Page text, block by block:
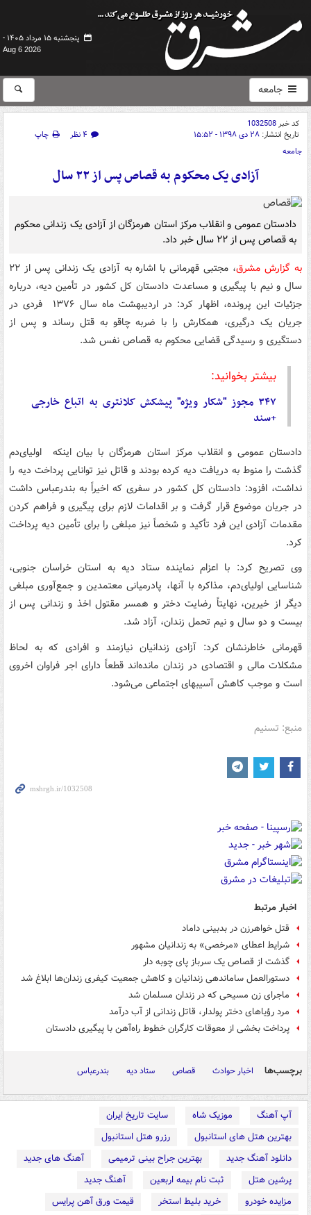
پنجشنبه ۱۵ مرداد ۱۴۰۵ -
Aug 6 2026
جامعه
کد خبر1032508
تاریخ انتشار: ۲۸ دی ۱۳۹۸ - ۱۵:۵۲ ۴ نظر
چاپ
جامعه
آزادی یک محکوم به قصاص پس از ۲۲ سال
دادستان عمومی و انقلاب مرکز استان هرمزگان از آزادی یک زندانی محکوم
به قصاص پس از ۲۲ سال خبر داد.
به گزارش مشرق
، مجتبی قهرمانی با اشاره به آزادی یک زندانی پس از ۲۲
سال و نیم با پیگیری و مساعدت دادستان کل کشور در تأمین دیه، درباره
جزئیات این پرونده، اظهار کرد: در اردیبهشت ماه سال ۱۳۷۶ فردی در
جریان یک درگیری، همکارش را با ضربه چاقو به قتل رساند و پس از
دستگیری و رسیدگی قضایی محکوم به قصاص نفس شد.
بیشتر بخوانید:
۳۴۷ مجوز "شکار ویژه" پیشکش کلانتری به اتباع خارجی
+سند
دادستان عمومی و انقلاب مرکز استان هرمزگان با بیان اینکه اولیای‌دم
گذشت را منوط به دریافت دیه کرده بودند و قاتل نیز توانایی پرداخت دیه را
نداشت، افزود: دادستان کل کشور در سفری که اخیراً به بندرعباس داشت
در جریان موضوع قرار گرفت و بر اقدامات لازم برای پیگیری و فراهم کردن
مقدمات آزادی این فرد تأکید و شخصاً نیز مبلغی را برای تأمین دیه پرداخت
کرد.
وی تصریح کرد: با اعزام نماینده ستاد دیه به استان خراسان جنوبی،
شناسایی اولیای‌دم، مذاکره با آنها، پادرمیانی معتمدین و جمع‌آوری مبلغی
دیگر از خیرین، نهایتاً رضایت دختر و همسر مقتول اخذ و زندانی پس از
بیست و دو سال و نیم تحمل زندان، آزاد شد.
قهرمانی خاطرنشان کرد: آزادی زندانیان نیازمند و افرادی که به لحاظ
مشکلات مالی و اقتصادی در زندان مانده‌اند قطعاً دارای اجر فراوان اخروی
است و موجب کاهش آسیبهای اجتماعی می‌شود.
منبع: تسنیم
اخبار مرتبط
قتل خواهرزن در بدبینی داماد
شرایط اعطای «مرخصی» به زندانیان مشهور
گذشت از قصاص یک سرباز پای چوبه دار
دستورالعمل ساماندهی زندانیان و کاهش جمعیت کیفری زندان‌ها ابلاغ شد
ماجرای زن مسیحی که در زندان مسلمان شد
مرد رؤیاهای دختر پولدار، قاتل زندانی از آب درآمد
پرداخت بخشی از معوقات کارگران خطوط راه‌آهن با پیگیری دادستان
برچسب‌ها اخبار حوادث قصاص ستاد دیه بندرعباس
آپ آهنگ موزیک شاه
سایت تاریخ ایران
بهترین هتل های استانبول
رزرو هتل استانبول
دانلود آهنگ جدید
بهترین جراح بینی ترمیمی
آهنگ های جدید
پرشین هتل
ثبت نام بیمه اربعین
آهنگ جدید
مزایده خودرو
خرید بلیط استخر
قیمت ورق آهن پرایس